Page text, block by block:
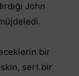
John
bir
sert bir